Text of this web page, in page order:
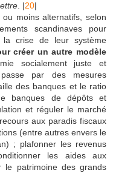
. |20|
moins alternatifs, selon
scandinaves pour
la crise de leur système
créer un autre modèle
socialement juste et
passe par des mesures
des banques et le ratio
banques de dépôts et
et réguler le marché
aux paradis fiscaux
(entre autres envers le
; plafonner les revenus
les aides aux
le patrimoine des grands